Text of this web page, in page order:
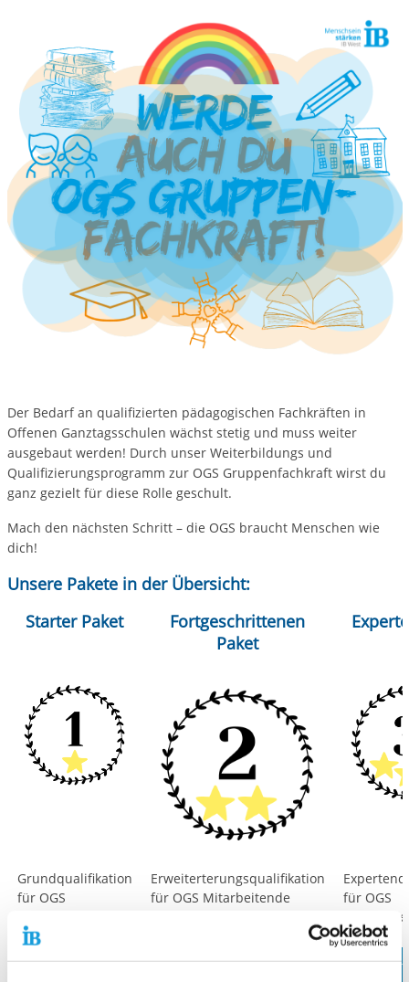
Der Bedarf an qualifizierten pädagogischen Fachkräften in
Offenen Ganztagsschulen wächst stetig und muss weiter
ausgebaut werden! Durch unser Weiterbildungs und
Qualifizierungsprogramm zur OGS Gruppenfachkraft wirst du
ganz gezielt für diese Rolle geschult.
Mach den nächsten Schritt – die OGS braucht Menschen wie
dich!
Unsere Pakete in der Übersicht:
Starter Paket
Fortgeschrittenen
Paket
Grundqualifikation
für OGS
Erweiterterungsqualifikation
für OGS Mitarbeitende
für OGS
Für weitere
Für weitere Infos hier
Für